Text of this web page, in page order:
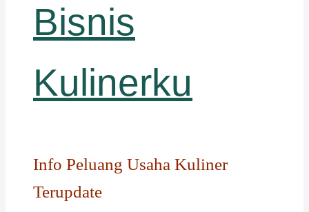
Bisnis
Kulinerku
Info Peluang Usaha Kuliner
Terupdate